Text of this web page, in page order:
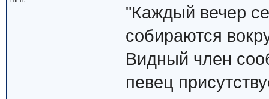
"Каждый вечер
собираются
Видный член
певец